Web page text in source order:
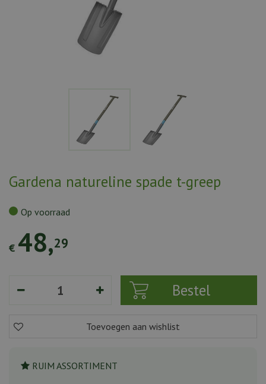
Gardena natureline spade t-greep
€ 48,29
Op voorraad
RUIM ASSORTIMENT